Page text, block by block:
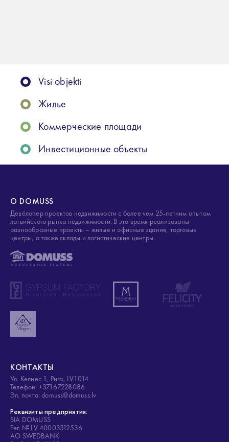
Visi objekti
Жилье
Коммерческие площади
Инвестиционные объекты
О DOMUSS
Деве́лопер проектов недвижимости с более чем 25-летним опытом
латвийского рынка недвижимости. В это время реализованы
разнообразные проекты – жилые и офисные здания, торговые
центры, а также склады и логистические центры.
КОНТАКТЫ
Ул. Келнес 1, Рига, LV1014
Телефон: +37167228086
Эл. почта: domuss@domuss.lv
Реквизиты предприятия:
SIA DOMUSS
Рег. № LV 40003312536
АО SWEDBANK